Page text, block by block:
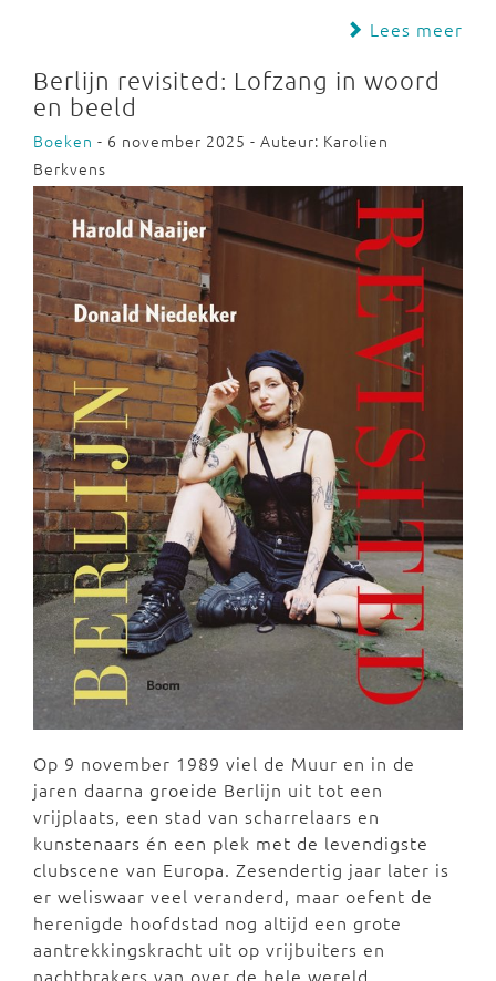
Lees meer
Berlijn revisited: Lofzang in woord
en beeld
Boeken - 6 november 2025 - Auteur: Karolien
Berkvens
Op 9 november 1989 viel de Muur en in de
jaren daarna groeide Berlijn uit tot een
vrijplaats, een stad van scharrelaars en
kunstenaars én een plek met de levendigste
clubscene van Europa. Zesendertig jaar later is
er weliswaar veel veranderd, maar oefent de
herenigde hoofdstad nog altijd een grote
aantrekkingskracht uit op vrijbuiters en
nachtbrakers van over de hele wereld.